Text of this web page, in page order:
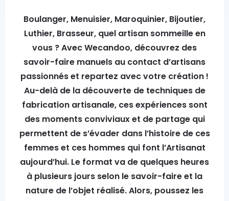
Boulanger, Menuisier, Maroquinier, Bijoutier,
Luthier, Brasseur, quel artisan sommeille en
vous ? Avec Wecandoo, découvrez des
savoir-faire manuels au contact d’artisans
passionnés et repartez avec votre création !
Au-delà de la découverte de techniques de
fabrication artisanale, ces expériences sont
des moments conviviaux et de partage qui
permettent de s’évader dans l’histoire de ces
femmes et ces hommes qui font l’Artisanat
aujourd’hui. Le format va de quelques heures
à plusieurs jours selon le savoir-faire et la
nature de l’objet réalisé. Alors, poussez les